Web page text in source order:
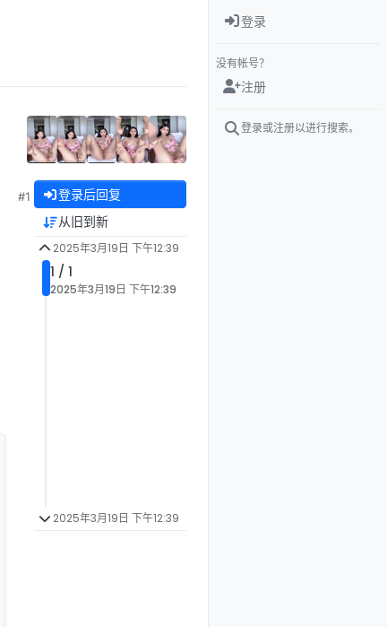
#1 登录后回复
从旧到新
2025年3月19日 下午12:39
1 / 1
2025年3月19日 下午12:39
2025年3月19日 下午12:39
登录
没有帐号？
注册
登录或注册以进行搜索。